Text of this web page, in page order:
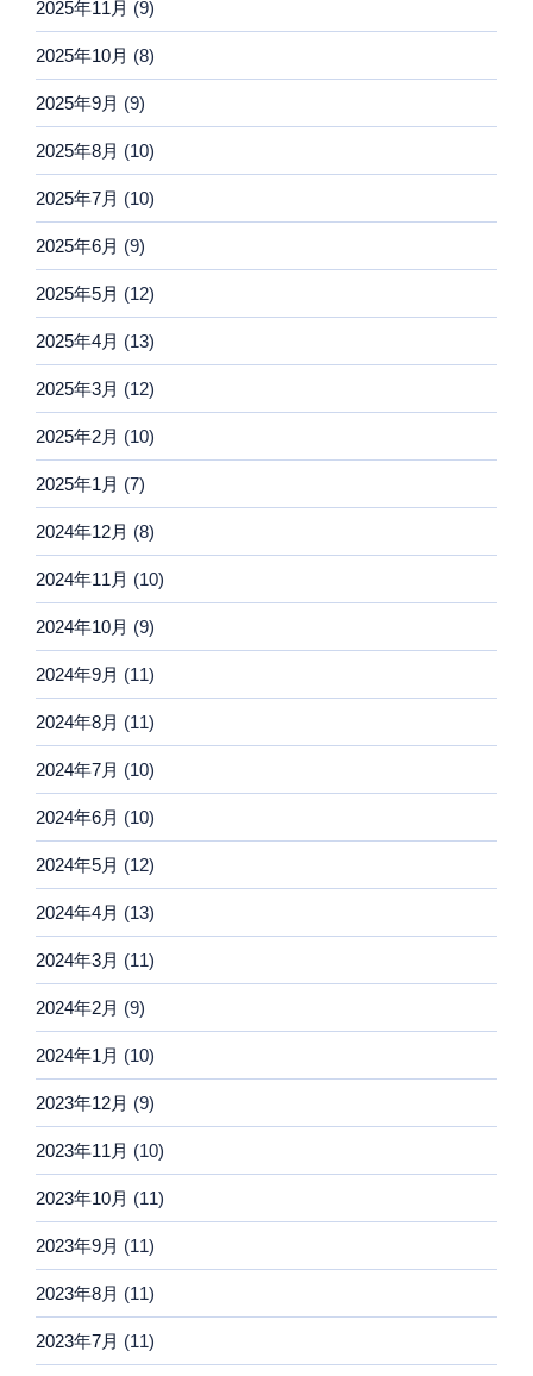
2025年11月 (9)
2025年10月 (8)
2025年9月 (9)
2025年8月 (10)
2025年7月 (10)
2025年6月 (9)
2025年5月 (12)
2025年4月 (13)
2025年3月 (12)
2025年2月 (10)
2025年1月 (7)
2024年12月 (8)
2024年11月 (10)
2024年10月 (9)
2024年9月 (11)
2024年8月 (11)
2024年7月 (10)
2024年6月 (10)
2024年5月 (12)
2024年4月 (13)
2024年3月 (11)
2024年2月 (9)
2024年1月 (10)
2023年12月 (9)
2023年11月 (10)
2023年10月 (11)
2023年9月 (11)
2023年8月 (11)
2023年7月 (11)